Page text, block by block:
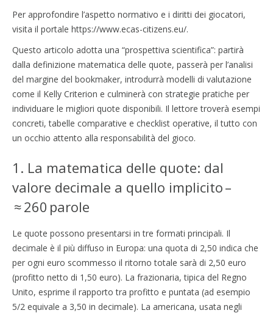
Per approfondire l’aspetto normativo e i diritti dei giocatori,
visita il portale https://www.ecas-citizens.eu/.
Questo articolo adotta una “prospettiva scientifica”: partirà
dalla definizione matematica delle quote, passerà per l’analisi
del margine del bookmaker, introdurrà modelli di valutazione
come il Kelly Criterion e culminerà con strategie pratiche per
individuare le migliori quote disponibili. Il lettore troverà esempi
concreti, tabelle comparative e checklist operative, il tutto con
un occhio attento alla responsabilità del gioco.
1. La matematica delle quote: dal
valore decimale a quello implicito –
≈ 260 parole
Le quote possono presentarsi in tre formati principali. Il
decimale è il più diffuso in Europa: una quota di 2,50 indica che
per ogni euro scommesso il ritorno totale sarà di 2,50 euro
(profitto netto di 1,50 euro). La frazionaria, tipica del Regno
Unito, esprime il rapporto tra profitto e puntata (ad esempio
5/2 equivale a 3,50 in decimale). La americana, usata negli